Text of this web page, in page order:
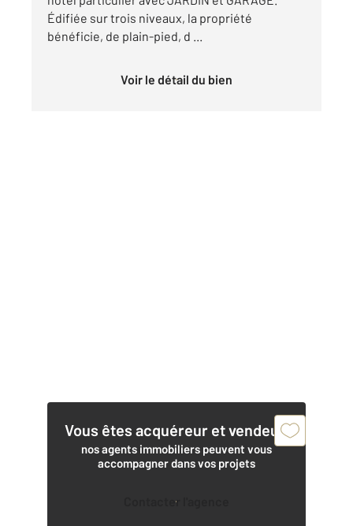
Édifiée sur trois niveaux, la propriété
bénéficie, de plain-pied, d ...
Voir le détail du bien
Vous êtes acquéreur et vendeur,
nos agents immobiliers peuvent vous
accompagner dans vos projets
Contacter l'agence